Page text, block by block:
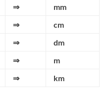
⇒
mm
⇒
cm
⇒
dm
⇒
m
⇒ km